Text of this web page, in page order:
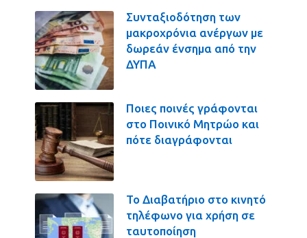
Συνταξιοδότηση των
μακροχρόνια ανέργων με
δωρεάν ένσημα από την
ΔΥΠΑ
Ποιες ποινές γράφονται
στο Ποινικό Μητρώο και
πότε διαγράφονται
Το Διαβατήριο στο κινητό
τηλέφωνο για χρήση σε
ταυτοποίηση